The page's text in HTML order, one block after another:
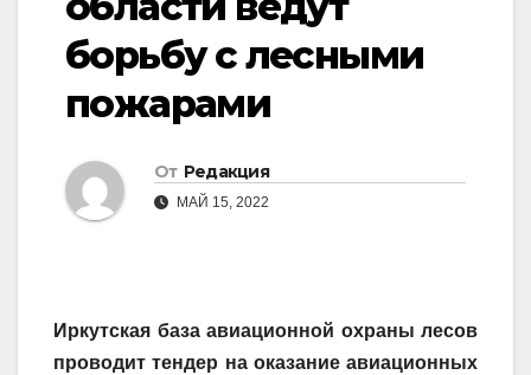
борьбу с лесными
пожарами
От Редакция
МАЙ 15, 2022
Иркутская база авиационной охраны лесов
проводит тендер на оказание авиационных